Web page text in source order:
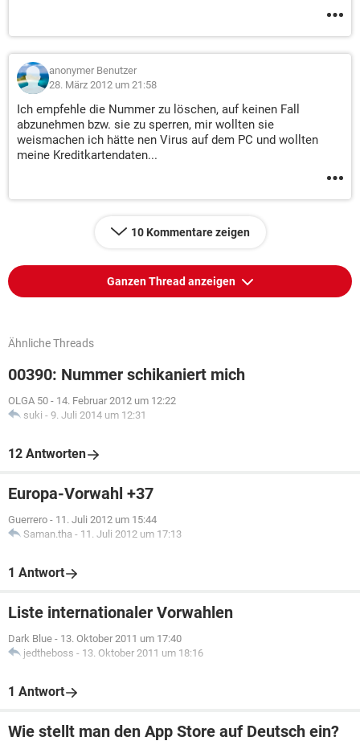
anonymer Benutzer
28. März 2012 um 21:58
Ich empfehle die Nummer zu löschen, auf keinen Fall
abzunehmen bzw. sie zu sperren, mir wollten sie
weismachen ich hätte nen Virus auf dem PC und wollten
meine Kreditkartendaten...
10 Kommentare zeigen
Ganzen Thread anzeigen
Ähnliche Threads
00390: Nummer schikaniert mich
OLGA 50 - 14. Februar 2012 um 12:22
suki - 9. Juli 2014 um 12:31
12 Antworten
Europa-Vorwahl +37
Guerrero - 11. Juli 2012 um 15:44
Saman.tha - 11. Juli 2012 um 17:13
1 Antwort
Liste internationaler Vorwahlen
Dark Blue - 13. Oktober 2011 um 17:40
jedtheboss - 13. Oktober 2011 um 18:16
1 Antwort
Wie stellt man den App Store auf Deutsch ein?